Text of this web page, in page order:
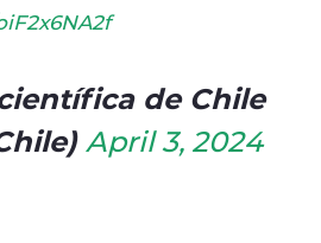
de Chile
April 3, 2024